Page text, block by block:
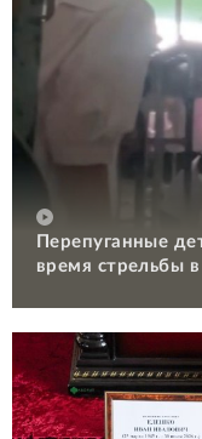
Перепуганные
время стрельбы